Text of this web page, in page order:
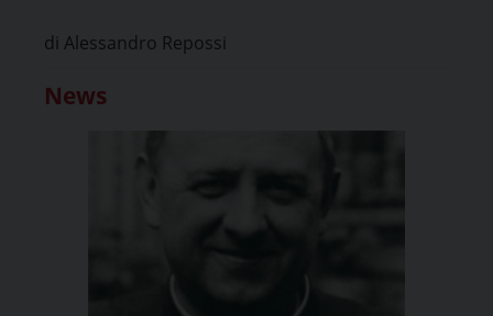
di Alessandro Repossi
News